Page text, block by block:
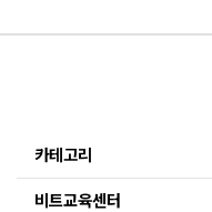
카테고리
비트교육센터